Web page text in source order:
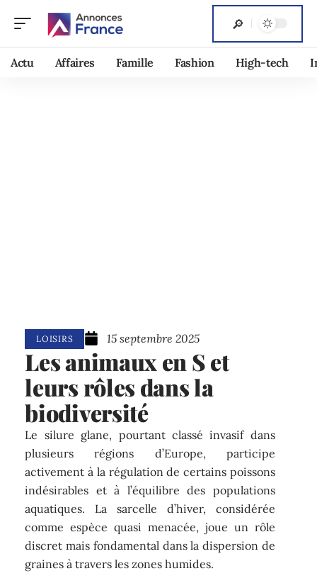
Actu Affaires Famille Fashion High-tech
LOISIRS 15 septembre 2025
Les animaux en S et
leurs rôles dans la
biodiversité
Le silure glane, pourtant classé invasif dans
plusieurs régions d’Europe, participe
activement à la régulation de certains poissons
indésirables et à l’équilibre des populations
aquatiques. La sarcelle d’hiver, considérée
comme espèce quasi menacée, joue un rôle
discret mais fondamental dans la dispersion de
graines à travers les zones humides.